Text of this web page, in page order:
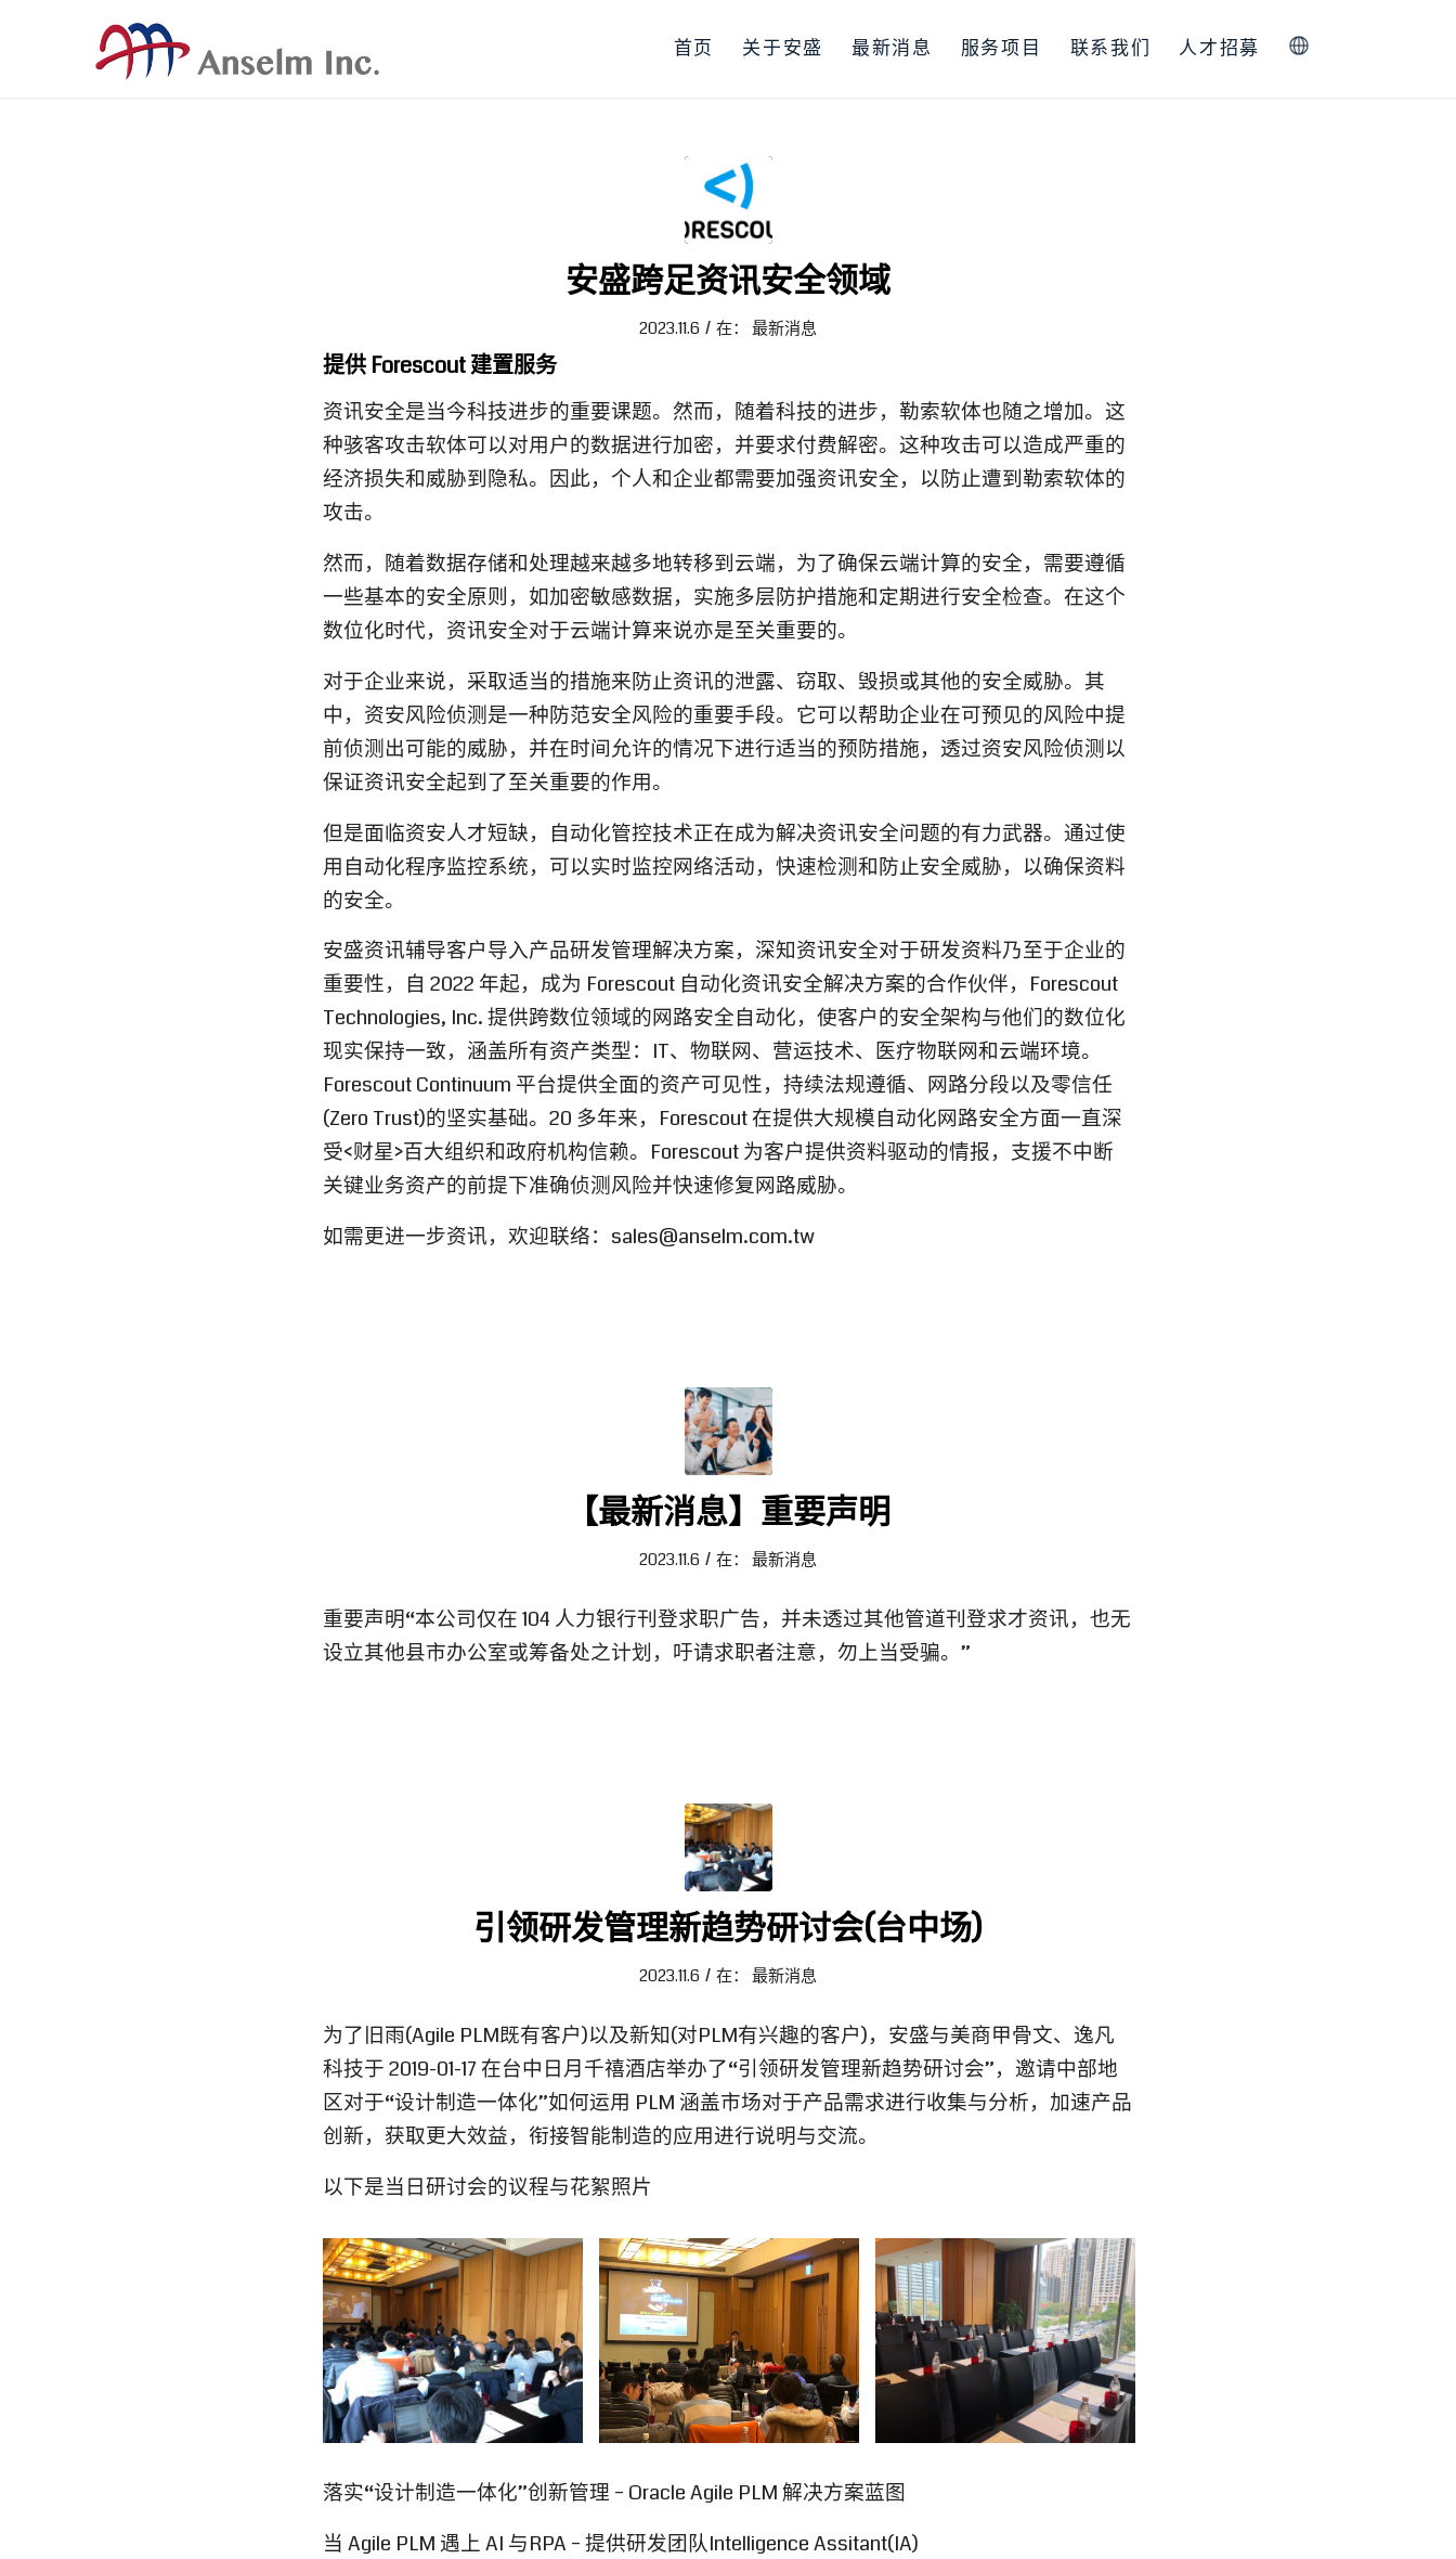
首页 关于安盛 最新消息 服务项目 联系我们 人才招募 简体中文
安盛跨足资讯安全领域
2023.11.6 / 在： 最新消息
提供 Forescout 建置服务
资讯安全是当今科技进步的重要课题。然而，随着科技的进步，勒索软体也随之增加。这
种骇客攻击软体可以对用户的数据进行加密，并要求付费解密。这种攻击可以造成严重的
经济损失和威胁到隐私。因此，个人和企业都需要加强资讯安全，以防止遭到勒索软体的
攻击。
然而，随着数据存储和处理越来越多地转移到云端，为了确保云端计算的安全，需要遵循
一些基本的安全原则，如加密敏感数据，实施多层防护措施和定期进行安全检查。在这个
数位化时代，资讯安全对于云端计算来说亦是至关重要的。
对于企业来说，采取适当的措施来防止资讯的泄露、窃取、毁损或其他的安全威胁。其
中，资安风险侦测是一种防范安全风险的重要手段。它可以帮助企业在可预见的风险中提
前侦测出可能的威胁，并在时间允许的情况下进行适当的预防措施，透过资安风险侦测以
保证资讯安全起到了至关重要的作用。
但是面临资安人才短缺，自动化管控技术正在成为解决资讯安全问题的有力武器。通过使
用自动化程序监控系统，可以实时监控网络活动，快速检测和防止安全威胁，以确保资料
的安全。
安盛资讯辅导客户导入产品研发管理解决方案，深知资讯安全对于研发资料乃至于企业的
重要性，自 2022 年起，成为 Forescout 自动化资讯安全解决方案的合作伙伴，Forescout
Technologies, Inc. 提供跨数位领域的网路安全自动化，使客户的安全架构与他们的数位化
现实保持一致，涵盖所有资产类型：IT、物联网、营运技术、医疗物联网和云端环境。
Forescout Continuum 平台提供全面的资产可见性，持续法规遵循、网路分段以及零信任
(Zero Trust)的坚实基础。20 多年来，Forescout 在提供大规模自动化网路安全方面一直深
受<财星>百大组织和政府机构信赖。Forescout 为客户提供资料驱动的情报，支援不中断
关键业务资产的前提下准确侦测风险并快速修复网路威胁。
如需更进一步资讯，欢迎联络： sales@anselm.com.tw
【最新消息】重要声明
2023.11.6 / 在： 最新消息
重要声明“本公司仅在104 人力银行刊登求职广告，并未透过其他管道刊登求才资讯，也无
设立其他县市办公室或筹备处之计划，吁请求职者注意，勿上当受骗。 ”
引领研发管理新趋势研讨会(台中场)
2023.11.6 / 在： 最新消息
为了旧雨(Agile PLM既有客户)以及新知(对PLM有兴趣的客户)，安盛与美商甲骨文、逸凡
科技于 2019-01-17 在台中日月千禧酒店举办了“引领研发管理新趋势研讨会”，邀请中部地
区对于“设计制造一体化”如何运用 PLM 涵盖市场对于产品需求进行收集与分析，加速产品
创新，获取更大效益，衔接智能制造的应用进行说明与交流。
以下是当日研讨会的议程与花絮照片
落实“设计制造一体化”创新管理 – Oracle Agile PLM 解决方案蓝图
当 Agile PLM 遇上 AI 与RPA – 提供研发团队Intelligence Assitant(IA)